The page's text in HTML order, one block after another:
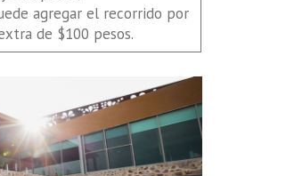
agregar el recorrido por
de $100 pesos.